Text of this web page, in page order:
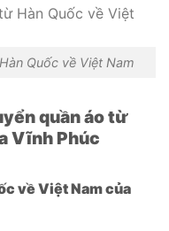
Quốc về Việt Nam
quần áo từ
Vĩnh Phúc
về Việt Nam của